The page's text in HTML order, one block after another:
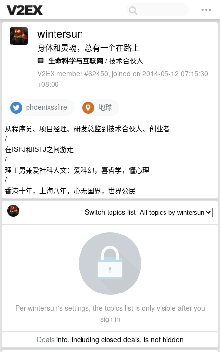
wintersun
身体和灵魂，总有一个在路上
🏢 生命科学与互联网 / 技术合伙人
V2EX member #62450, joined on 2014-05-12 07:15:30
+08:00
phoenixssfire 地球
从程序员、项目经理、研发总监到技术合伙人、创业者
/
在ISFJ和ISTJ之间游走
/
理工男兼爱社科人文：爱科幻，喜哲学，懂心理
/
香港十年，上海八年，心无国界，世界公民
Switch topics list
Per wintersun's settings, the topics list is only visible after you
sign in
Dealsinfo, including closed deals, is not hidden